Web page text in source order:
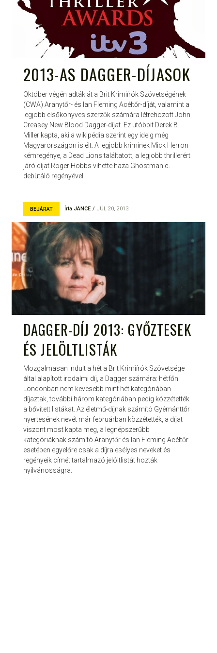
2013-AS DAGGER-DÍJASOK
Október végén adták át a Brit Krimiírók Szövetségének
(CWA) Aranytőr- és Ian Fleming Acéltőr-díját, valamint a
legjobb elsőkönyves szerzők számára létrehozott John
Creasey New Blood Dagger-díjat. Ez utóbbit Derek B.
Miller kapta, aki a wikipédia szerint egy ideig még
Magyarországon is élt. A legjobb kriminek Mick Herron
kémregénye, a Dead Lions találtatott, a legjobb thrillerért
járó díjat Roger Hobbs vihette haza Ghostman c.
debütáló regényével.
BEJÁRAT Írta JANCE JÚL 20, 2013
DAGGER-DÍJ 2013: GYŐZTESEK
ÉS JELÖLTLISTÁK
Mozgalmasan indult a hét a Brit Krimiírók Szövetsége
által alapított irodalmi díj, a Dagger számára: hétfőn
Londonban nem kevesebb mint hét kategóriában
díjaztak, további három kategóriában pedig közzétették
a bővített listákat. Az életmű-díjnak számító Gyémánttőr
nyertesének nevét már februárban közzétették, a díjat
viszont most kapta meg, a legnépszerűbb
kategóriáknak számító Aranytőr és Ian Fleming Acéltőr
esetében egyelőre csak a díjra esélyes neveket és
regényeik címét tartalmazó jelöltlistát hozták
nyilvánosságra.